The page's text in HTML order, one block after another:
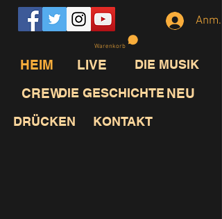
Warenkorb
HEIM
DIE MUSIK
DIE GESCHICHTE
CREW
LIVE
NEU
DRÜCKEN KONTAKT